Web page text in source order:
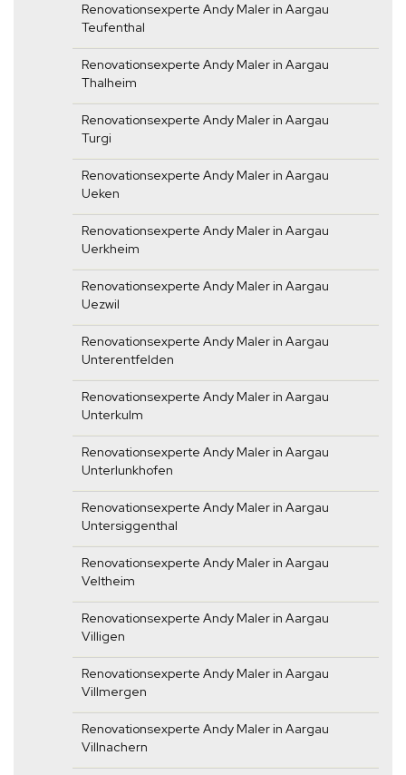
Renovationsexperte Andy Maler in Aargau
Teufenthal
Renovationsexperte Andy Maler in Aargau
Thalheim
Renovationsexperte Andy Maler in Aargau
Turgi
Renovationsexperte Andy Maler in Aargau
Ueken
Renovationsexperte Andy Maler in Aargau
Uerkheim
Renovationsexperte Andy Maler in Aargau
Uezwil
Renovationsexperte Andy Maler in Aargau
Unterentfelden
Renovationsexperte Andy Maler in Aargau
Unterkulm
Renovationsexperte Andy Maler in Aargau
Unterlunkhofen
Renovationsexperte Andy Maler in Aargau
Untersiggenthal
Renovationsexperte Andy Maler in Aargau
Veltheim
Renovationsexperte Andy Maler in Aargau
Villigen
Renovationsexperte Andy Maler in Aargau
Villmergen
Renovationsexperte Andy Maler in Aargau
Villnachern